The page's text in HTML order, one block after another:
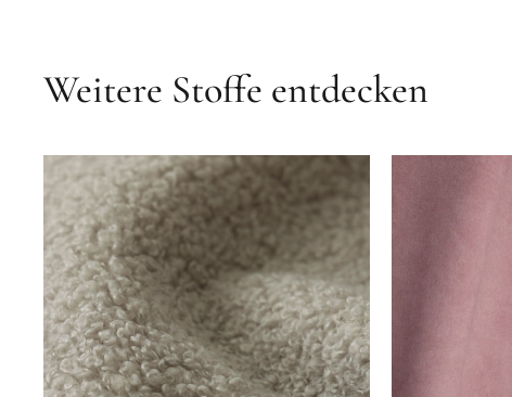
Weitere Stoffe entdecken